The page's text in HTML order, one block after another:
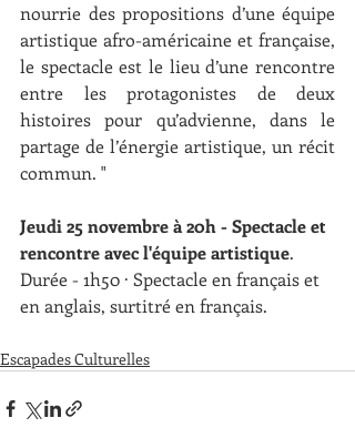
nourrie des propositions d’une équipe
artistique afro-américaine et française,
le spectacle est le lieu d’une rencontre
entre les protagonistes de deux
histoires pour qu’advienne, dans le
partage de l’énergie artistique, un récit
commun. "
Jeudi 25 novembre à 20h - Spectacle et
rencontre avec l'équipe artistique.
Durée - 1h50 · Spectacle en français et
en anglais, surtitré en français.
Escapades Culturelles